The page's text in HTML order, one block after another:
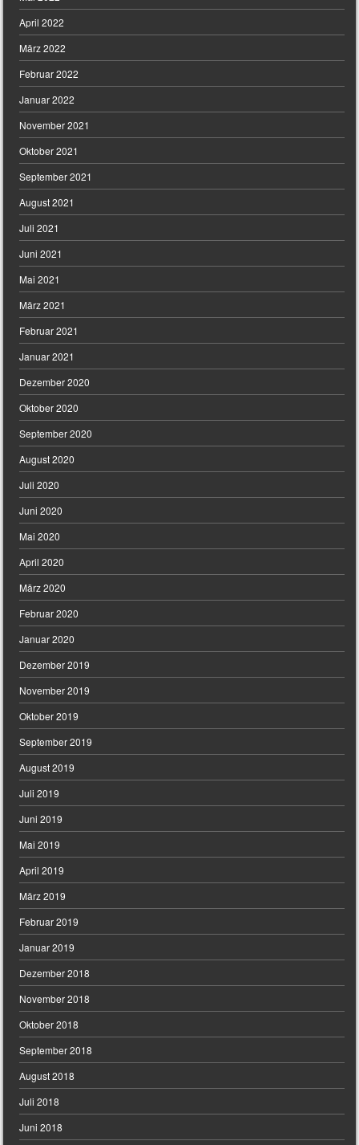
April 2022
März 2022
Februar 2022
Januar 2022
November 2021
Oktober 2021
September 2021
August 2021
Juli 2021
Juni 2021
Mai 2021
März 2021
Februar 2021
Januar 2021
Dezember 2020
Oktober 2020
September 2020
August 2020
Juli 2020
Juni 2020
Mai 2020
April 2020
März 2020
Februar 2020
Januar 2020
Dezember 2019
November 2019
Oktober 2019
September 2019
August 2019
Juli 2019
Juni 2019
Mai 2019
April 2019
März 2019
Februar 2019
Januar 2019
Dezember 2018
November 2018
Oktober 2018
September 2018
August 2018
Juli 2018
Juni 2018